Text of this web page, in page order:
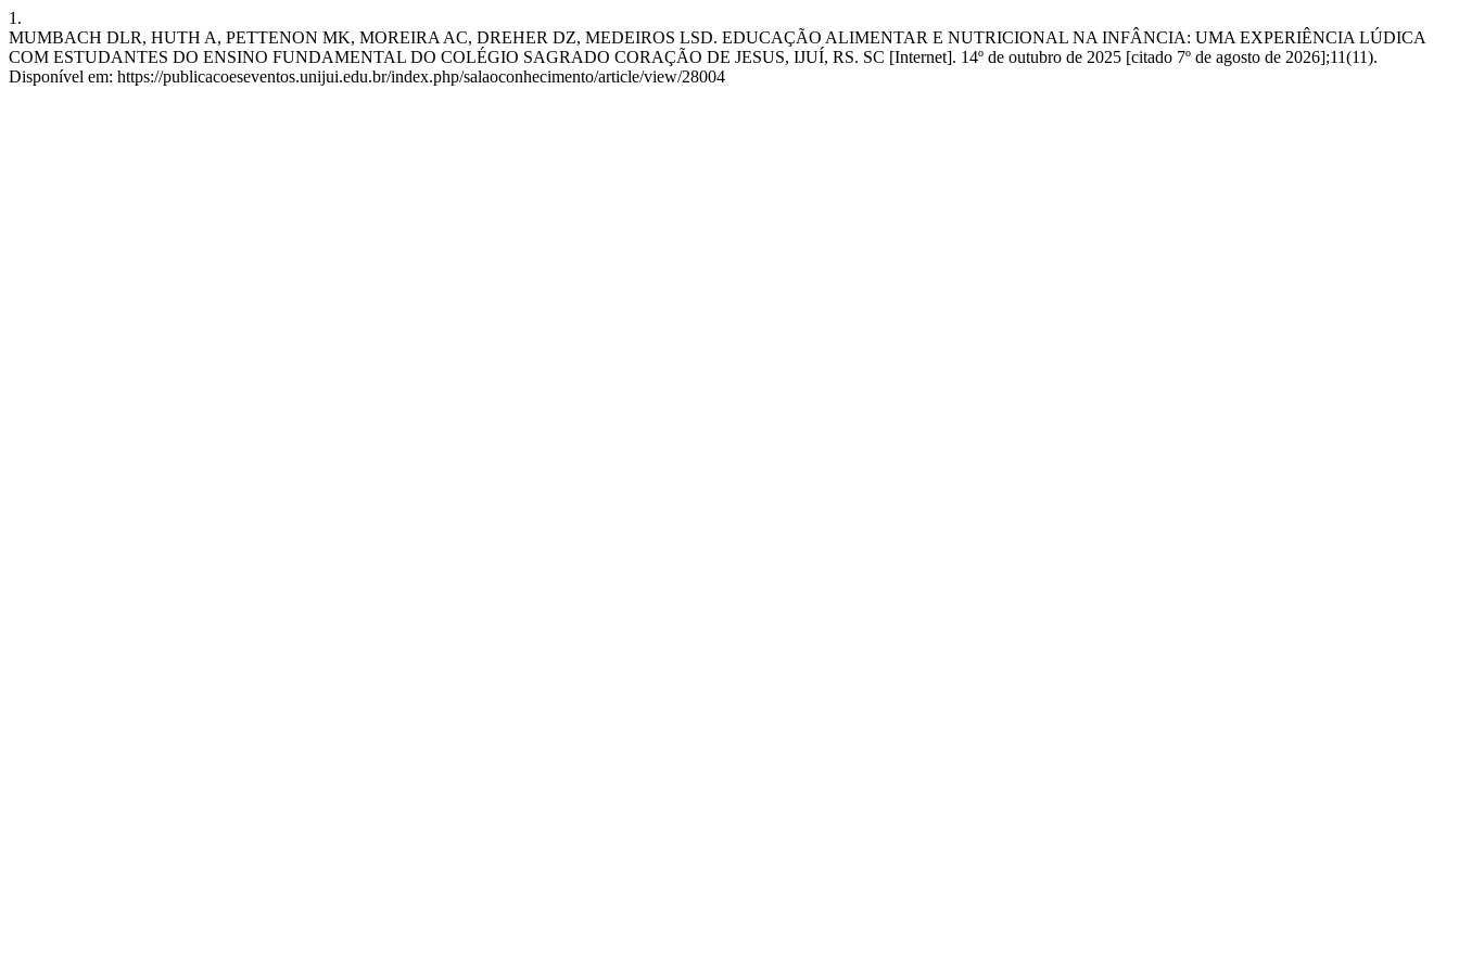
1.
MUMBACH DLR, HUTH A, PETTENON MK, MOREIRA AC, DREHER DZ, MEDEIROS LSD. EDUCAÇÃO ALIMENTAR E NUTRICIONAL NA INFÂNCIA: UMA EXPERIÊNCIA LÚDICA
COM ESTUDANTES DO ENSINO FUNDAMENTAL DO COLÉGIO SAGRADO CORAÇÃO DE JESUS, IJUÍ, RS. SC [Internet]. 14º de outubro de 2025 [citado 7º de agosto de 2026];11(11).
Disponível em: https://publicacoeseventos.unijui.edu.br/index.php/salaoconhecimento/article/view/28004